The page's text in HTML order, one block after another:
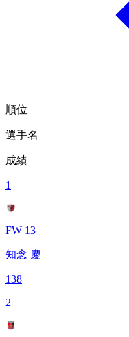
順位
選手名
成績
1
FW 13
知念 慶
138
2